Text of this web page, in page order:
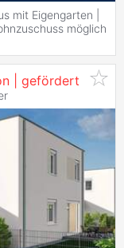
mit Eigengarten |
möglich
| gefördert